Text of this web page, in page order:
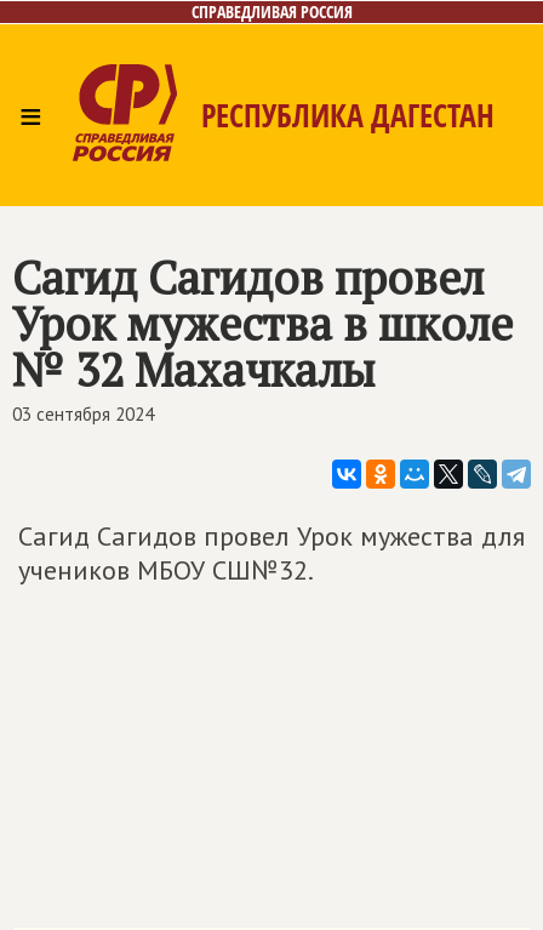
СПРАВЕДЛИВАЯ РОССИЯ
≡ РЕСПУБЛИКА ДАГЕСТАН
Сагид Сагидов провел
Урок мужества в школе
№ 32 Махачкалы
03 сентября 2024
Сагид Сагидов провел Урок мужества для
учеников МБОУ СШ№32.